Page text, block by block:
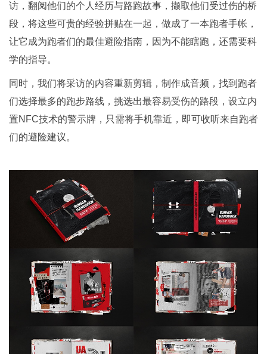
访，翻阅他们的个人经历与路跑故事，撷取他们受过伤的桥
段，将这些可贵的经验拼贴在一起，做成了一本跑者手帐，
让它成为跑者们的最佳避险指南，因为不能瞎跑，还需要科
学的指导。
同时，我们将采访的内容重新剪辑，制作成音频，找到跑者
们选择最多的跑步路线，挑选出最容易受伤的路段，设立内
置NFC技术的警示牌，只需将手机靠近，即可收听来自跑者
们的避险建议。